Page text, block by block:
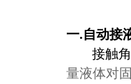
一.自动接
接触
量液体对